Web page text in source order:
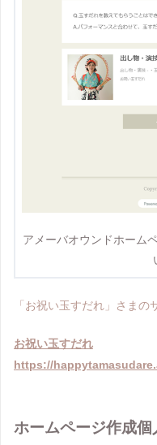
アメーバオウンドホーム
「お祝い玉すだれ」さま
お祝い玉すだれ
https://
ホームページ作成